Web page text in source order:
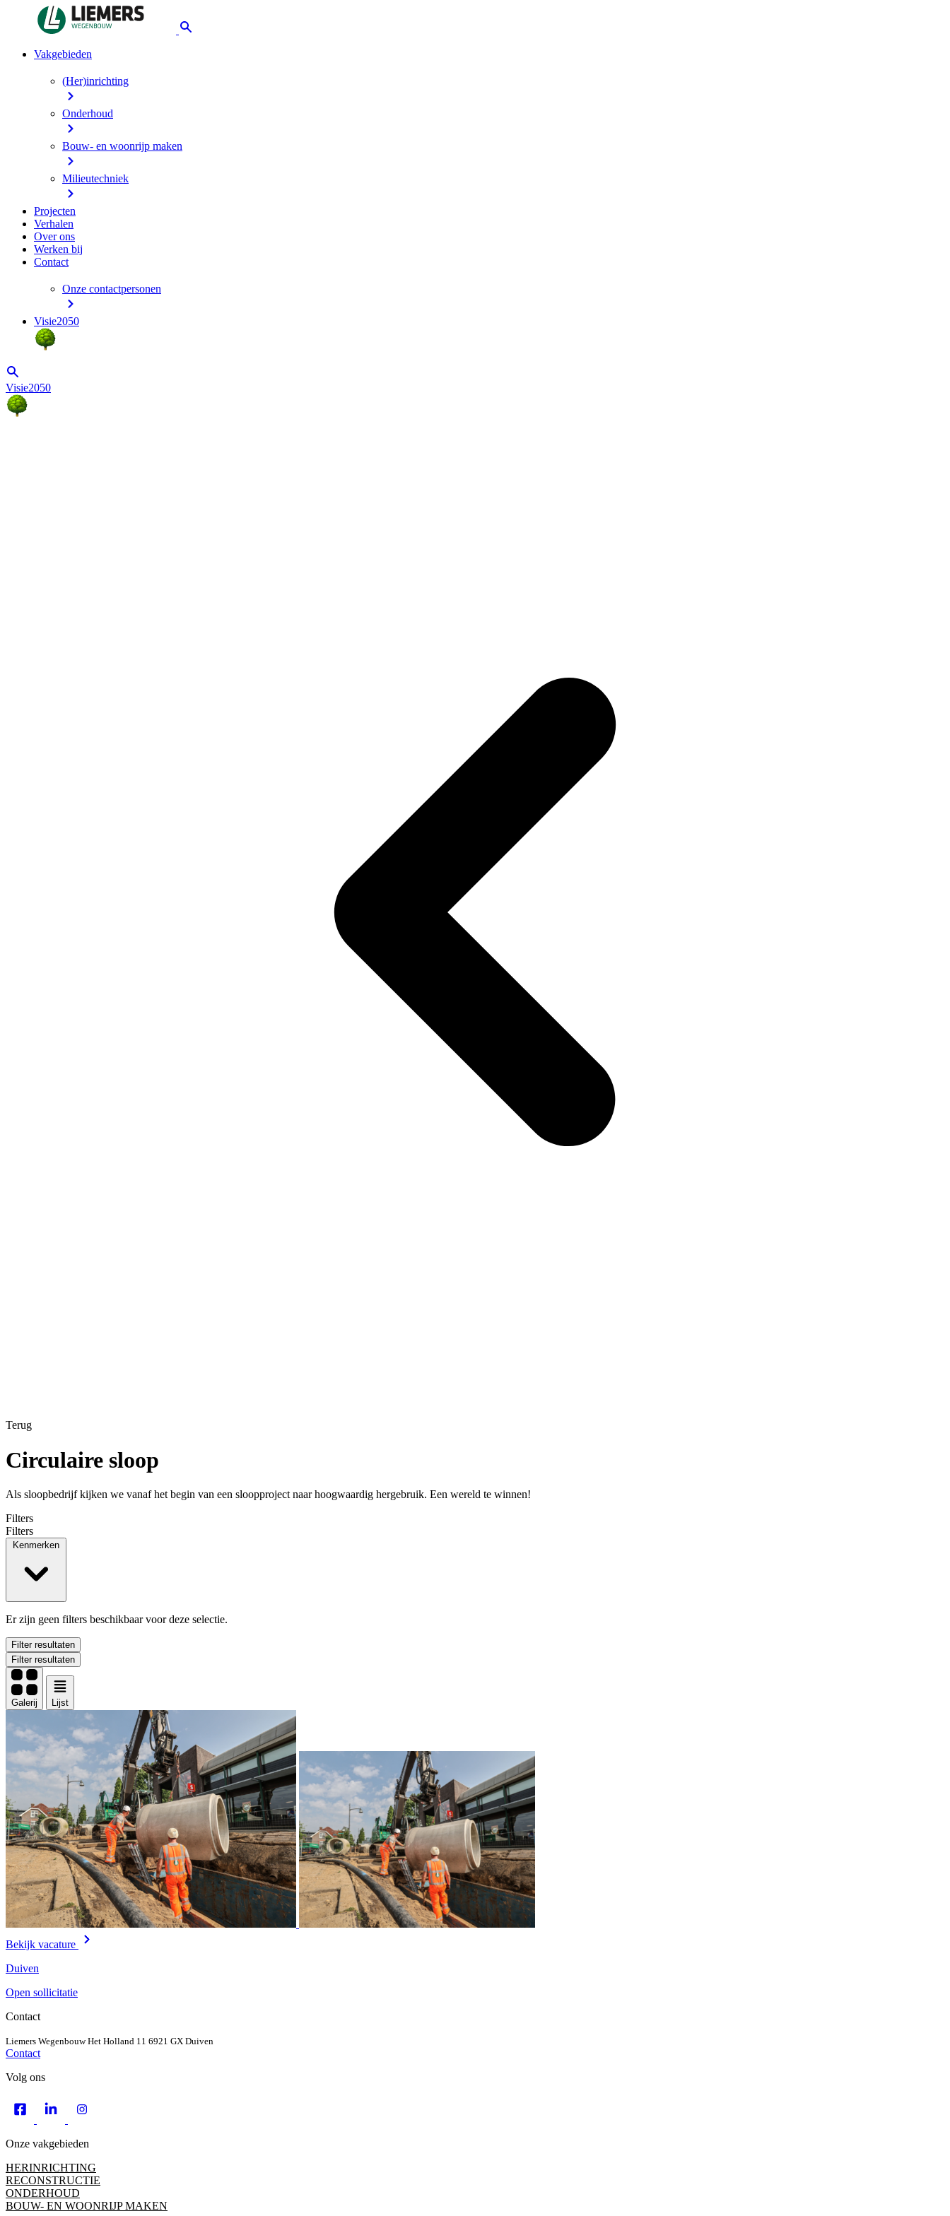
Vakgebieden
(Her)inrichting
Onderhoud
Bouw- en woonrijp maken
Milieutechniek
Projecten
Verhalen
Over ons
Werken bij
Contact
Onze contactpersonen
Visie2050
Visie2050
Terug
Circulaire sloop
Als sloopbedrijf kijken we vanaf het begin van een sloopproject naar hoogwaardig hergebruik. Een wereld te winnen!
Filters
Filters
Kenmerken
Er zijn geen filters beschikbaar voor deze selectie.
Filter resultaten
Filter resultaten
Galerij Lijst
Bekijk vacature
Duiven
Open sollicitatie
Contact
Liemers WegenbouwHet Holland 11 6921 GX Duiven
Contact
Volg ons
Onze vakgebieden
HERINRICHTING
RECONSTRUCTIE
ONDERHOUD
BOUW- EN WOONRIJP MAKEN